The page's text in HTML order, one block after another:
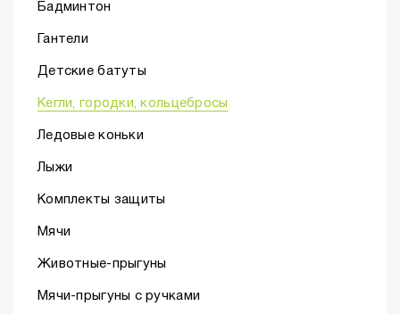
Бадминтон
Гантели
Детские батуты
Кегли, городки, кольцебросы
Ледовые коньки
Лыжи
Комплекты защиты
Мячи
Животные-прыгуны
Мячи-прыгуны с ручками